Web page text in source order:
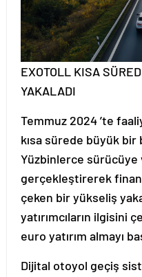
EXOTOLL KISA
YAKALADI
Temmuz 2024 ’te
kısa sürede büyük bir
Yüzbinlerce sürücüye
gerçekleştirerek
çeken bir yükseliş
yatırımcıların ilgisini
euro yatırım almayı
Dijital otoyol geçiş